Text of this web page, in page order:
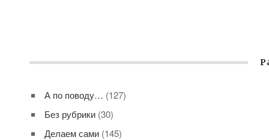
А по поводу… (127)
Без рубрики (30)
Делаем сами (145)